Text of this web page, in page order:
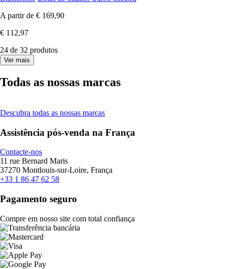
A partir de € 169,90
€ 112,97
24 de 32 produtos
Ver mais
Todas as nossas marcas
Descubra todas as nossas marcas
Assistência pós-venda na França
Contacte-nos
11 rue Bernard Maris
37270 Montlouis-sur-Loire, França
+33 1 86 47 62 58
Pagamento seguro
Compre em nosso site com total confiança